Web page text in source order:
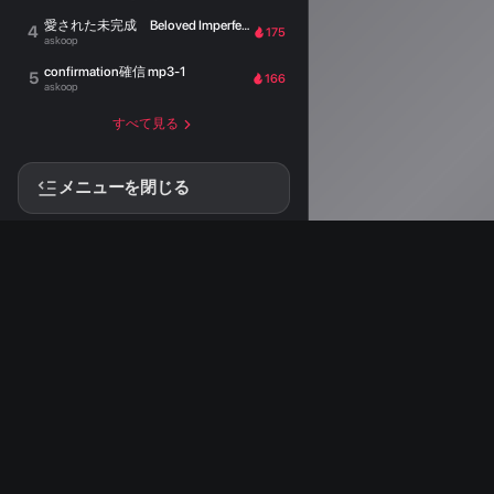
4 愛された未完成 Beloved Imperfection
askoop
175
5 confirmation確信 mp3-1
askoop
166
すべて見る
メニューを閉じる